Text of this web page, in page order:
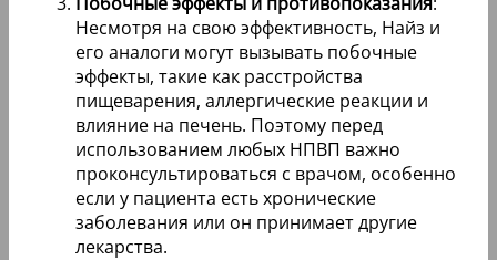
Несмотря на свою эффективность, Найз и
его аналоги могут вызывать побочные
эффекты, такие как расстройства
пищеварения, аллергические реакции и
влияние на печень. Поэтому перед
использованием любых НПВП важно
проконсультироваться с врачом, особенно
если у пациента есть хронические
заболевания или он принимает другие
лекарства.